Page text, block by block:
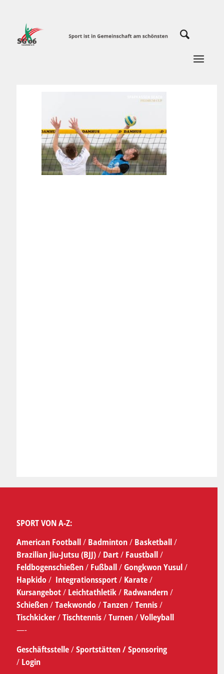
SPORT VON A-Z:
American Football/ Badminton/ Basketball/
Brazilian Jiu-Jutsu (BJJ)/ Dart/ Faustball/
Feldbogenschießen/ Fußball/Gongkwon Yusul/
Hapkido/ Integrationssport/ Karate/
Kursangebot/Leichtathletik/ Radwandern/
Schießen/Taekwondo/Tanzen/Tennis/
Tischkicker/Tischtennis/Turnen/Volleyball
—-
Geschäftsstelle/Sportstätten /Sponsoring
/ Login